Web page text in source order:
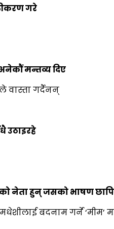
गरे
मन्तव्य दिए
वास्ता गर्दैनन्
उठाइरहे
नेता हुन् जसको भाषण
बदनाम गर्ने ‘मीम’